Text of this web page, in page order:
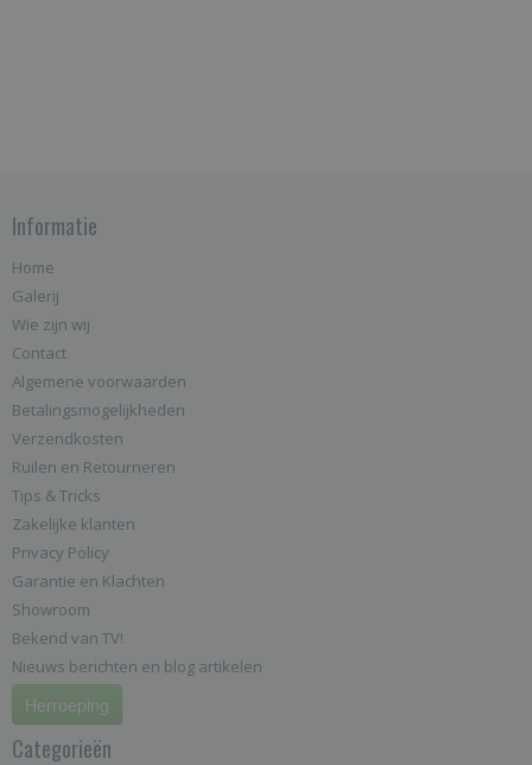
Informatie
Home
Galerij
Wie zijn wij
Contact
Algemene voorwaarden
Betalingsmogelijkheden
Verzendkosten
Ruilen en Retourneren
Tips & Tricks
Zakelijke klanten
Privacy Policy
Garantie en Klachten
Showroom
Bekend van TV!
Nieuws berichten en blog artikelen
Herroeping
Categorieën